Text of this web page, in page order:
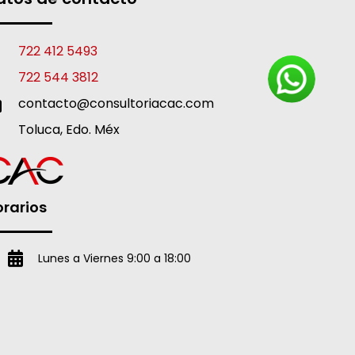
722 412 5493
722 544 3812
contacto@consultoriacac.com
Toluca, Edo. Méx
Lunes a Viernes 9:00 a 18:00